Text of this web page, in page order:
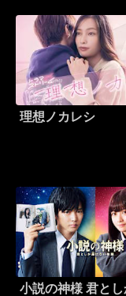
理想ノカレシ
小説の神様 君と